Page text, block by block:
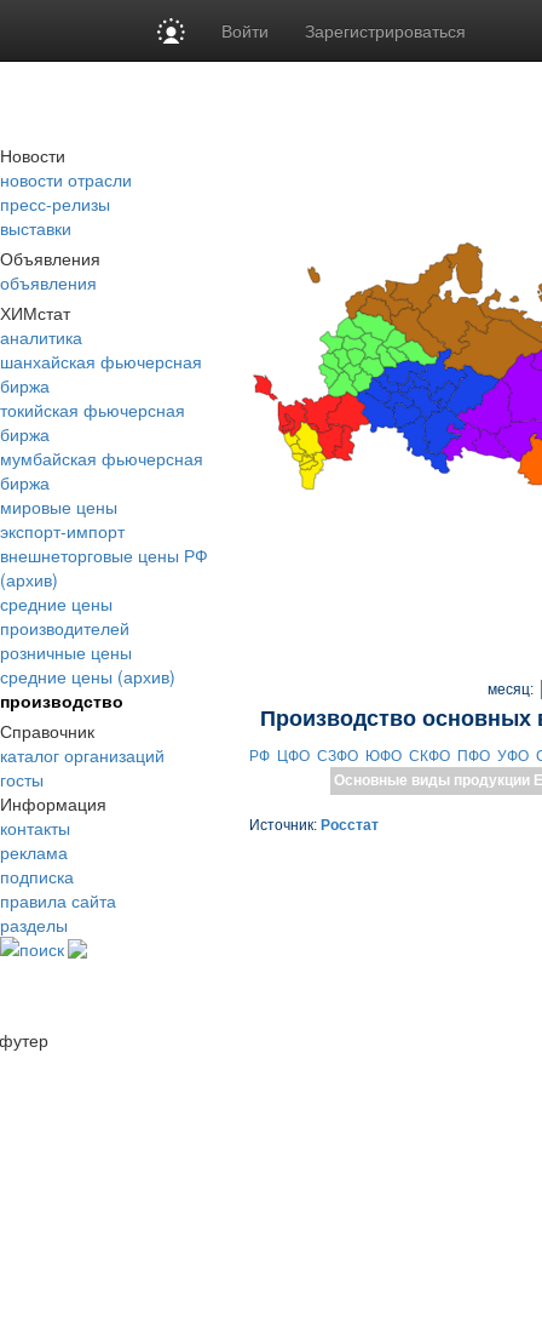
Войти Зарегистрироваться
Новости
новости отрасли
пресс-релизы
выставки
Объявления
объявления
ХИМстат
аналитика
шанхайская фьючерсная
биржа
токийская фьючерсная
биржа
мумбайская фьючерсная
биржа
мировые цены
экспорт-импорт
внешнеторговые цены РФ
(архив)
средние цены
производителей
розничные цены
средние цены (архив)
производство
Справочник
каталог организаций
госты
Информация
контакты
реклама
подписка
правила сайта
разделы
поиск
месяц:
Производство основных
РФ ЦФО СЗФО ЮФО СКФО ПФО УФО
Основные виды продукции
Источник: Росстат
футер